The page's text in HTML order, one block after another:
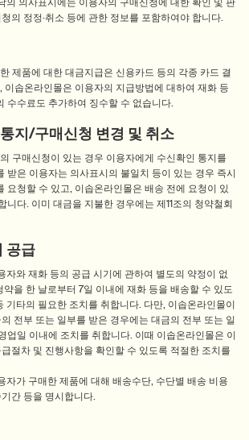
의 정정·취소 등에 관한 정보를 포함하여야 합니다.
제품에 대한 대금지급은 신용카드 등의 각종 카드 결
이솝온라인몰은 이용자의 지급방법에 대하여 재화 등
수수료도 추가하여 징수할 수 없습니다.
지/구매신청 변경 및 취소
구매신청이 있는 경우 이용자에게 수신확인 통지를
받은 이용자는 의사표시의 불일치 등이 있는 경우 즉시
요청할 수 있고, 이솝온라인몰은 배송 전에 요청이 있
니다. 이미 대금을 지불한 경우에는 제11조의 청약철회
공급
자와 재화 등의 공급 시기에 관하여 별도의 약정이 없
약을 한 날로부터 7일 이내에 재화 등을 배송할 수 있도
기타의 필요한 조치를 취합니다. 다만, 이솝온라인몰이
전부 또는 일부를 받은 경우에는 대금의 전부 또는 일
업일 이내에 조치를 취합니다. 이때 이솝온라인몰은 이
절차 및 진행사항을 확인할 수 있도록 적절한 조치를
자가 구매한 제품에 대해 배송수단, 수단별 배송 비용
간 등을 명시합니다.